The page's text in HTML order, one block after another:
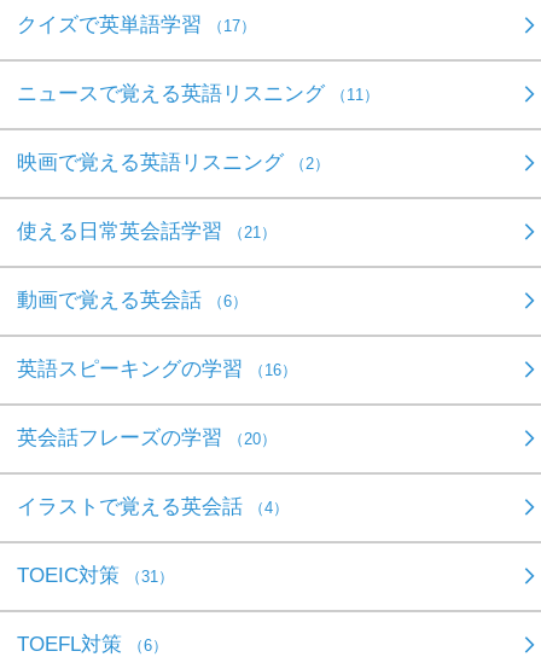
クイズで英単語学習 （17）
ニュースで覚える英語リスニング （11）
映画で覚える英語リスニング （2）
使える日常英会話学習 （21）
動画で覚える英会話 （6）
英語スピーキングの学習 （16）
英会話フレーズの学習 （20）
イラストで覚える英会話 （4）
TOEIC対策 （31）
TOEFL対策 （6）